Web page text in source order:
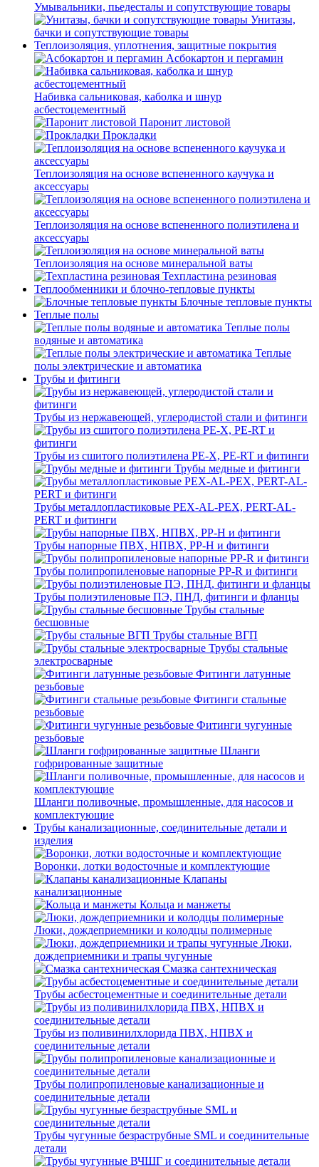
Умывальники, пьедесталы и сопутствующие товары
Унитазы,
бачки и сопутствующие товары
Теплоизоляция, уплотнения, защитные покрытия
Асбокартон и пергамин
Набивка сальниковая, каболка и шнур
асбестоцементный
Паронит листовой
Прокладки
Теплоизоляция на основе вспененного каучука и
аксессуары
Теплоизоляция на основе вспененного полиэтилена и
аксессуары
Теплоизоляция на основе минеральной ваты
Техпластина резиновая
Теплообменники и блочно-тепловые пункты
Блочные тепловые пункты
Теплые полы
Теплые полы
водяные и автоматика
Теплые
полы электрические и автоматика
Трубы и фитинги
Трубы из нержавеющей, углеродистой стали и фитинги
Трубы из сшитого полиэтилена PE-X, PE-RT и фитинги
Трубы медные и фитинги
Трубы металлопластиковые PEX-AL-PEX, PERT-AL-
PERT и фитинги
Трубы напорные ПВХ, НПВХ, PP-H и фитинги
Трубы полипропиленовые напорные PP-R и фитинги
Трубы полиэтиленовые ПЭ, ПНД, фитинги и фланцы
Трубы стальные
бесшовные
Трубы стальные ВГП
Трубы стальные
электросварные
Фитинги латунные
резьбовые
Фитинги стальные
резьбовые
Фитинги чугунные
резьбовые
Шланги
гофрированные защитные
Шланги поливочные, промышленные, для насосов и
комплектующие
Трубы канализационные, соединительные детали и
изделия
Воронки, лотки водосточные и комплектующие
Клапаны
канализационные
Кольца и манжеты
Люки, дождеприемники и колодцы полимерные
Люки,
дождеприемники и трапы чугунные
Смазка сантехническая
Трубы асбестоцементные и соединительные детали
Трубы из поливинилхлорида ПВХ, НПВХ и
соединительные детали
Трубы полипропиленовые канализационные и
соединительные детали
Трубы чугунные безраструбные SML и соединительные
детали